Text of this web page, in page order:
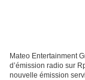
Mateo Entertainment
d’émission radio sur
nouvelle émission